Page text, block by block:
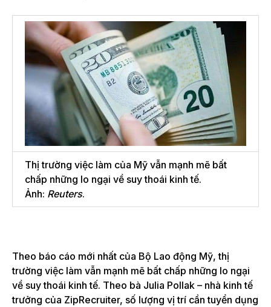
Thị trường việc làm của Mỹ vẫn mạnh mẽ bất
chấp những lo ngại về suy thoái kinh tế.
Ảnh: Reuters.
Theo báo cáo mới nhất của Bộ Lao động Mỹ, thị
trường việc làm vẫn mạnh mẽ bất chấp những lo ngại
về suy thoái kinh tế. Theo bà Julia Pollak – nhà kinh tế
trưởng của ZipRecruiter, số lượng vị trí cần tuyển dụng